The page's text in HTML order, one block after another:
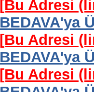
[Bu Adresi
BEDAVA'ya
[Bu Adresi
BEDAVA'ya
[Bu Adresi